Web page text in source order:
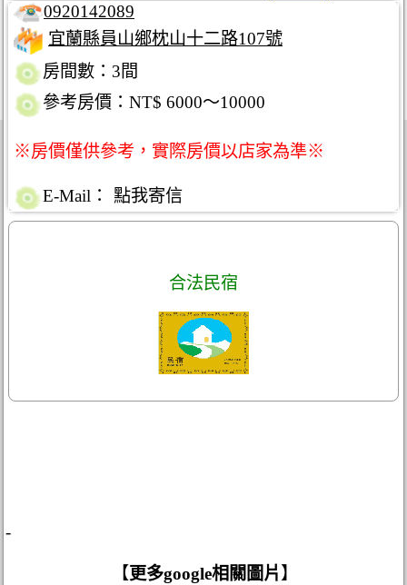
0920142089
宜蘭縣員山鄉枕山十二路107號
房間數：3間
參考房價：NT$ 6000～10000
※房價僅供參考，實際房價以店家為準※
E-Mail： 點我寄信
合法民宿
-
【 更多google相關圖片 】